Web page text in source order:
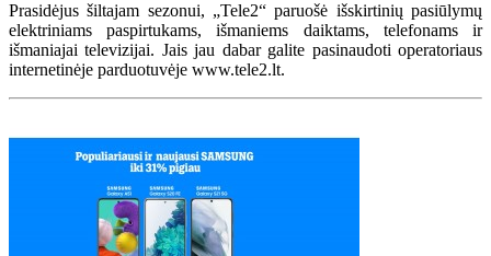
Prasidėjus šiltajam sezonui, „Tele2“ paruošė išskirtinių pasiūlymų
elektriniams paspirtukams, išmaniems daiktams, telefonams ir
išmaniajai televizijai. Jais jau dabar galite pasinaudoti operatoriaus
internetinėje parduotuvėje www.tele2.lt.